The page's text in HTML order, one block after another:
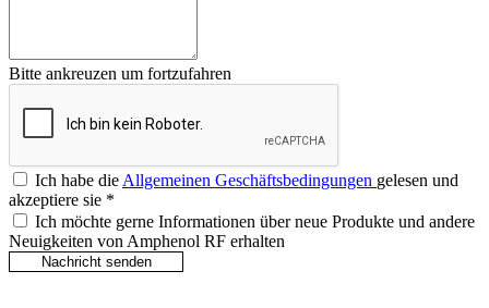
Bitte ankreuzen um fortzufahren
Ich habe dieAllgemeinen Geschäftsbedingungen gelesen und
akzeptiere sie *
Ich möchte gerne Informationen über neue Produkte und andere
Neuigkeiten von Amphenol RF erhalten